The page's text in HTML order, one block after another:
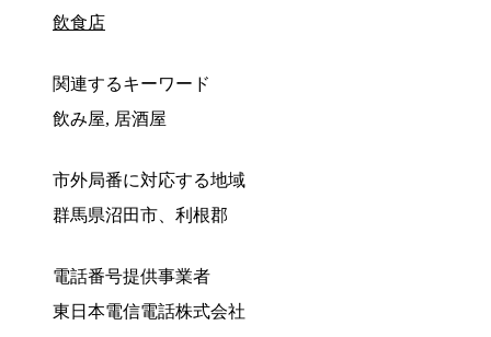
飲食店
関連するキーワード
飲み屋, 居酒屋
市外局番に対応する地域
群馬県沼田市、利根郡
電話番号提供事業者
東日本電信電話株式会社